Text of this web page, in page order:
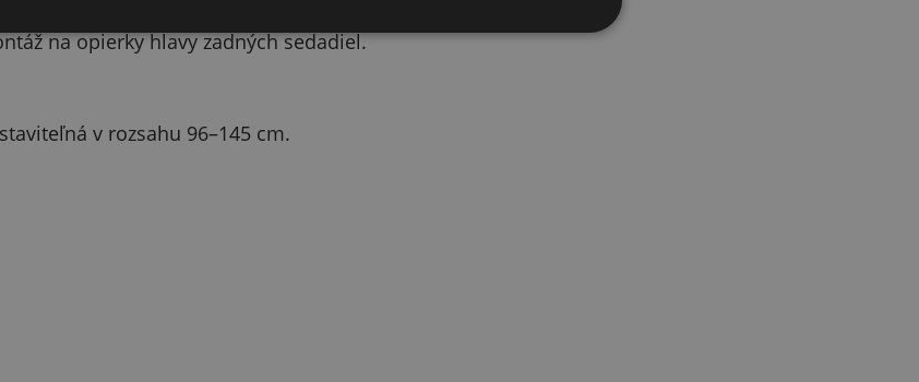
na opierky hlavy zadných sedadiel.
v rozsahu 96–145 cm.